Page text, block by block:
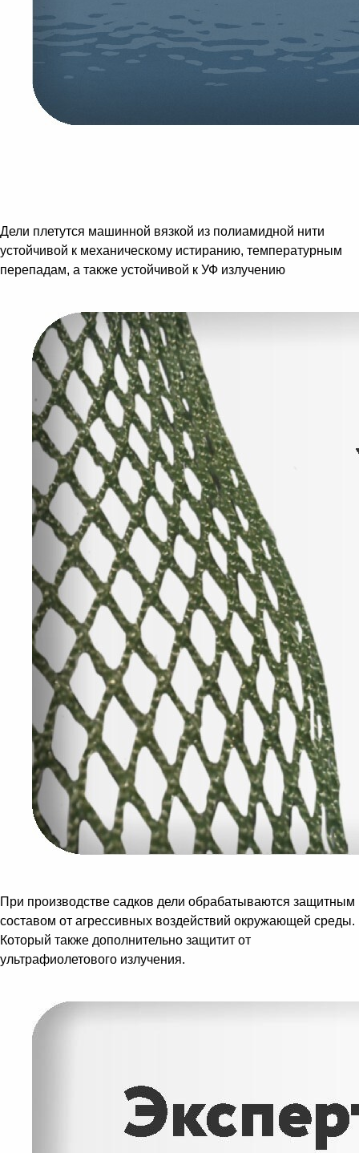
Дели плетутся машинной вязкой из полиамидной нити
устойчивой к механическому истиранию, температурным
перепадам, а также устойчивой к УФ излучению
При производстве садков дели обрабатываются защитным
составом от агрессивных воздействий окружающей среды.
Который также дополнительно защитит от
ультрафиолетового излучения.